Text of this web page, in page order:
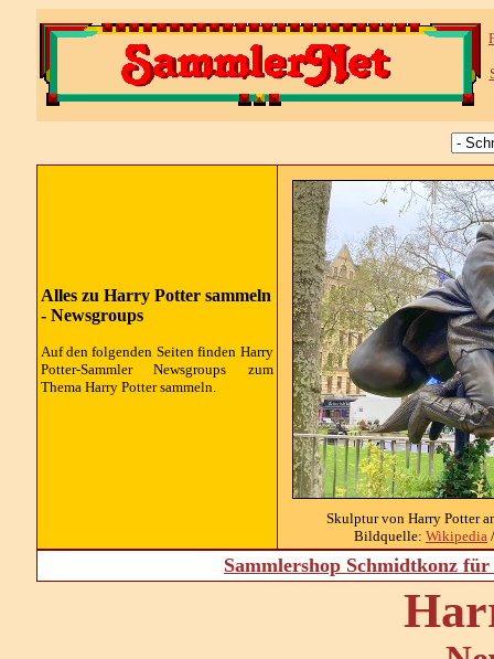
Alles zu Harry Potter sammeln
- Newsgroups
Auf den folgenden Seiten finden Harry
Potter-Sammler Newsgroups zum
Thema Harry Potter sammeln.
Skulptur von Harry Potter
Bildquelle: Wikipedia
Sammlershop Schmidtkonz